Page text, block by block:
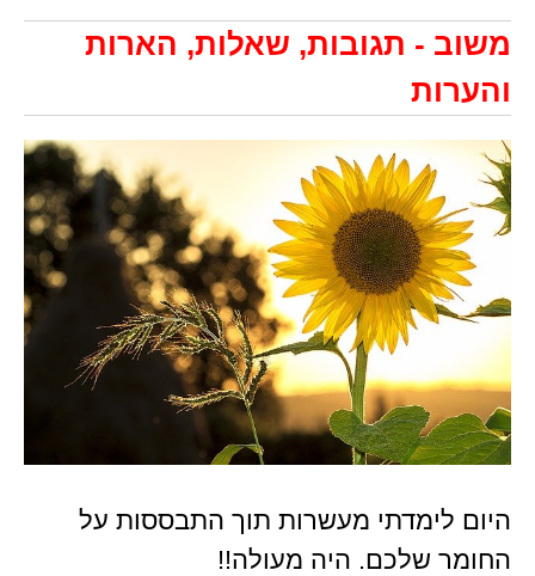
משוב - תגובות, שאלות, הארות
והערות
היום לימדתי מעשרות תוך התבססות על
החומר שלכם. היה מעולה!!